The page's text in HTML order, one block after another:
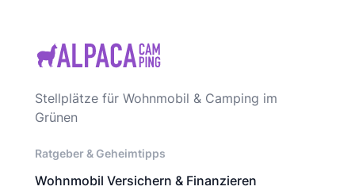
Stellplätze für Wohnmobil & Camping im
Grünen
Ratgeber & Geheimtipps
Wohnmobil Versichern & Finanzieren